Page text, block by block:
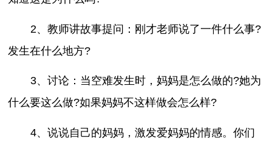
2、教师讲故事提问：刚才老师说了一件什么事?
发生在什么地方?
3、讨论：当空难发生时，妈妈是怎么做的?她为
什么要这么做?如果妈妈不这样做会怎么样?
4、说说自己的妈妈，激发爱妈妈的情感。你们